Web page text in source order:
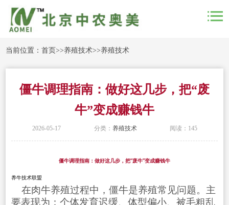
当前位置：首页>>养殖技术>>养殖技术
僵牛调理指南：做好这几步，把“废
牛”变成赚钱牛
2026-05-17 分类： 养殖技术 阅读：145
僵牛调理指南：做好这几步，把“废牛”变成赚钱牛
养牛技术联盟
在肉牛养殖过程中，僵牛是养殖常见问题。主
要表现为：个体发育迟缓、体型偏小、被毛粗乱